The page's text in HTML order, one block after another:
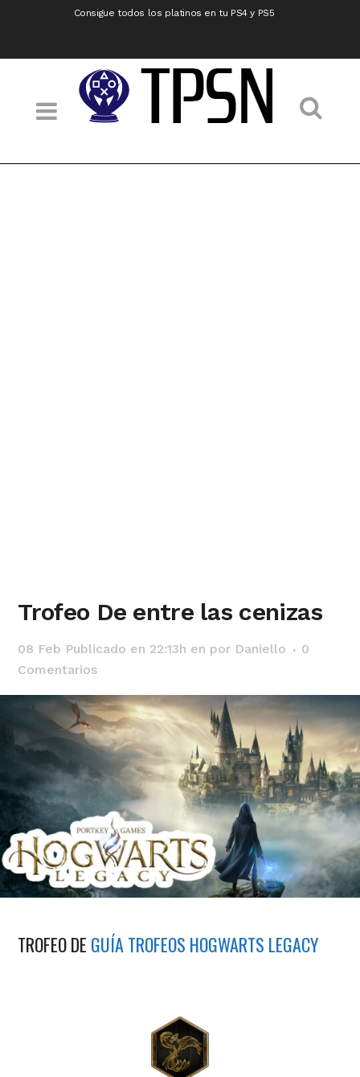
Consigue todos los platinos en tu PS4 y PS5
Trofeo De entre las cenizas
08 Feb Publicado en 22:13h en por Daniello
0
Comentarios
TROFEO DE GUÍA TROFEOS HOGWARTS LEGACY